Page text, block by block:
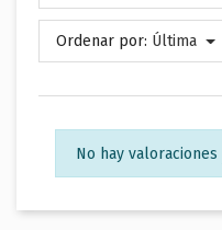
Ordenar por: Última
No hay valoraciones